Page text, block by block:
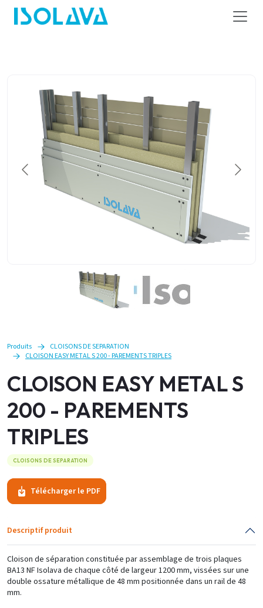
Produits
CLOISONS DE SEPARATION
CLOISON EASY METAL S 200 - PAREMENTS TRIPLES
CLOISON EASY METAL S
200 - PAREMENTS
TRIPLES
CLOISONS DE SEPARATION
Télécharger le PDF
Descriptif produit
Cloison de séparation constituée par assemblage de trois plaques
BA13 NF Isolava de chaque côté de largeur 1200 mm, vissées sur une
double ossature métallique de 48 mm positionnée dans un rail de 48
mm.